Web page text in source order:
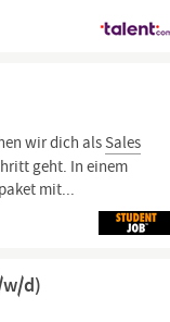
wir dich als Sales
geht. In einem
mit...
d)